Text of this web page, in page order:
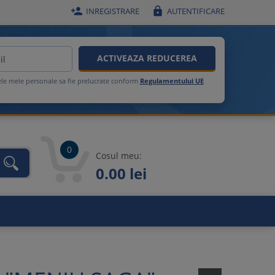
 INREGISTRARE  AUTENTIFICARE
ACTIVEAZA REDUCEREA
mele personale sa fie prelucrate conform Regulamentului UE
0
Cosul meu:
0.00 lei